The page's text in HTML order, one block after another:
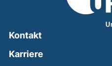
Kontakt
Karriere